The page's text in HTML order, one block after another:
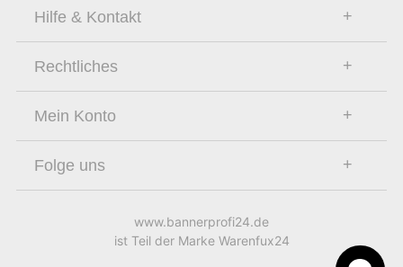
Hilfe & Kontakt
Rechtliches
Mein Konto
Folge uns
www.bannerprofi24.de
ist Teil der Marke Warenfux24